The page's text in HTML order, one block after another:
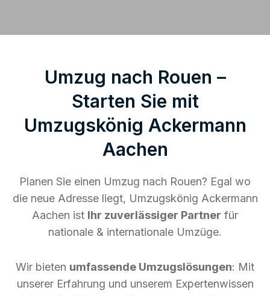
Umzug nach Rouen –
Starten Sie mit
Umzugskönig Ackermann
Aachen
Planen Sie einen Umzug nach Rouen? Egal wo
die neue Adresse liegt, Umzugskönig Ackermann
Aachen ist Ihr zuverlässiger Partner für
nationale & internationale Umzüge.
Wir bieten umfassende Umzugslösungen: Mit
unserer Erfahrung und unserem Expertenwissen